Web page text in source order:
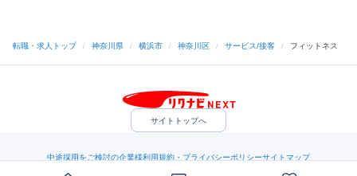
転職・求人トップ / 神奈川県 / 横浜市 / 神奈川区 / サービス/接客 / フィットネス
サイトトップへ
中途採用をご検討の企業様利用規約・プライバシーポリシーサイトマップ